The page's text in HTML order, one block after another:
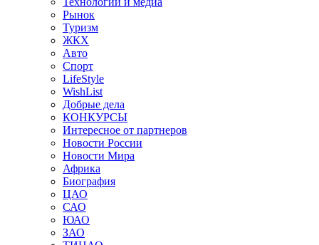
Рынок
Туризм
ЖКХ
Авто
Спорт
LifeStyle
WishList
Добрые дела
КОНКУРСЫ
Интересное от партнеров
Новости России
Новости Мира
Африка
Биография
ЦАО
САО
ЮАО
ЗАО